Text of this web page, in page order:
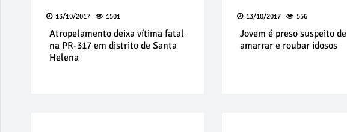
13/10/2017 1501
Atropelamento deixa vítima fatal
na PR-317 em distrito de Santa
Helena
13/10/2017 556
Jovem é preso suspeito de
amarrar e roubar idosos